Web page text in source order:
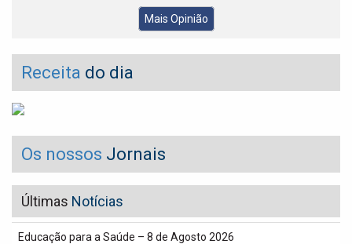
Mais Opinião
Receita do dia
Os nossos Jornais
Últimas Notícias
Educação para a Saúde – 8 de Agosto 2026